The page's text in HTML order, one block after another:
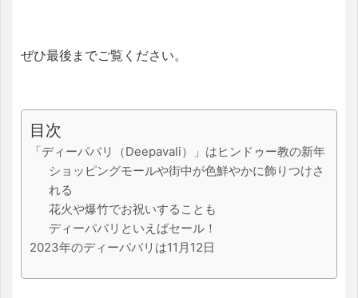
ぜひ最後までご覧ください。
目次
「ディーパバリ（Deepavali）」はヒンドゥー教の新年
ショッピングモールや街中が色鮮やかに飾りつけさ
れる
花火や爆竹でお祝いすることも
ディーパバリといえばセール！
2023年のディーパバリは11月12日